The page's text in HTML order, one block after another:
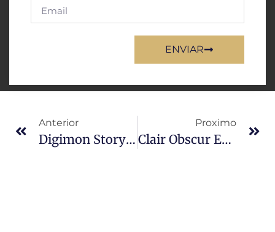
ENVIAR
Anterior
Digimon Story: Time Stranger Pode Revitalizar A Franquia De RPGs Da Bandai Namco
Proximo
Clair Obscur Expedition 33: Desenvolvedores Explicam Ausência De Números De Dano